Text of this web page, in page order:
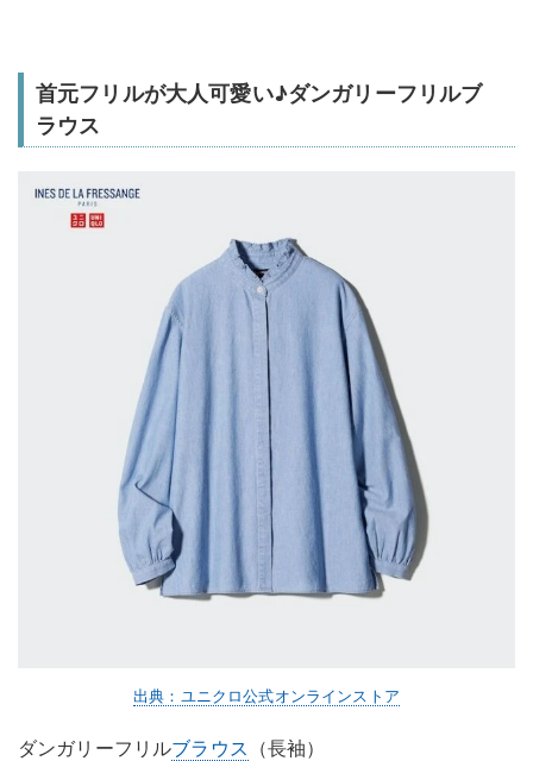
首元フリルが大人可愛い♪ダンガリーフリルブ
ラウス
出典：ユニクロ公式オンラインストア
ダンガリーフリルブラウス （長袖）